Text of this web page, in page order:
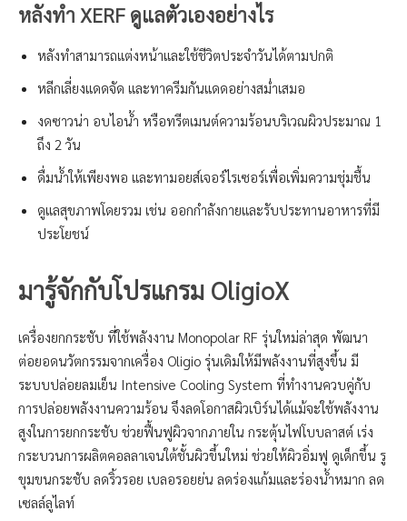
หลังทำ XERF ดูแลตัวเองอย่างไร
หลังทำสามารถแต่งหน้าและใช้ชีวิตประจำวันได้ตามปกติ
หลีกเลี่ยงแดดจัด และทาครีมกันแดดอย่างสม่ำเสมอ
งดซาวน่า อบไอน้ำ หรือทรีตเมนต์ความร้อนบริเวณผิวประมาณ 1
ถึง 2 วัน
ดื่มน้ำให้เพียงพอ และทามอยส์เจอร์ไรเซอร์เพื่อเพิ่มความชุ่มชื้น
ดูแลสุขภาพโดยรวม เช่น ออกกำลังกายและรับประทานอาหารที่มี
ประโยชน์
มารู้จักกับโปรแกรม OligioX
เครื่องยกกระชับ ที่ใช้พลังงาน Monopolar RF รุ่นใหม่ล่าสุด พัฒนา
ต่อยอดนวัตกรรมจากเครื่อง Oligio รุ่นเดิมให้มีพลังงานที่สูงขึ้น มี
ระบบปล่อยลมเย็น Intensive Cooling System ที่ทำงานควบคู่กับ
การปล่อยพลังงานความร้อน จึงลดโอกาสผิวเบิร์นได้แม้จะใช้พลังงาน
สูงในการยกกระชับ ช่วยฟื้นฟูผิวจากภายใน กระตุ้นไฟโบบลาสต์ เร่ง
กระบวนการผลิตคอลลาเจนใต้ชั้นผิวขึ้นใหม่ ช่วยให้ผิวอิ่มฟู ดูเด็กขึ้น รู
ขุมขนกระชับ ลดริ้วรอย เบลอรอยย่น ลดร่องแก้มและร่องน้ำหมาก ลด
เซลล์ลูไลท์